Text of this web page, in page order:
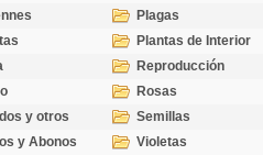
Estanque
Plagas
Plantas de Interior
Reproducción
Rosas
y otros
Semillas
y Abonos
Violetas